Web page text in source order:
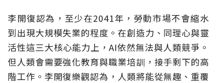
李開復認為，至少在2041年，勞動市場不會縮水
到出現大規模失業的程度。在創造力、同理心與靈
活性這三大核心能力上，AI依然無法與人類競爭。
但人類會需要強化教育與職業培訓，接手剩下的高
階工作。李開復樂觀認為，人類將能從無趣、重覆